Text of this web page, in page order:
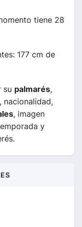
tiene 28
177 cm de
su palmarés,
nacionalidad,
, imagen
y